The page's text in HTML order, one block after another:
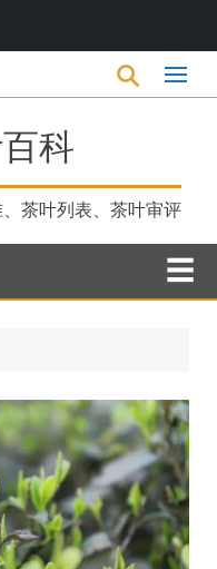
科
茶叶列表、茶叶审评